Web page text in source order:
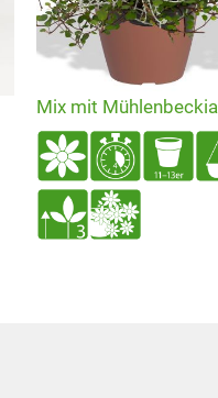
Mix mit Mühlenbeckia